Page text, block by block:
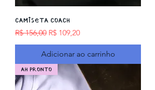
Camiseta COACH
Preço normal
R$ 156,00 Preço promocional
R$ 109,20
Adicionar ao carrinho
AH PRONTO